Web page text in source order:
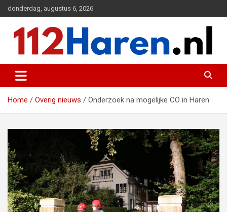
naar
inhoud
donderdag, augustus 6, 2026
112 Haren.nl
Home Overig nieuws Onderzoek na mogelijke CO in Haren